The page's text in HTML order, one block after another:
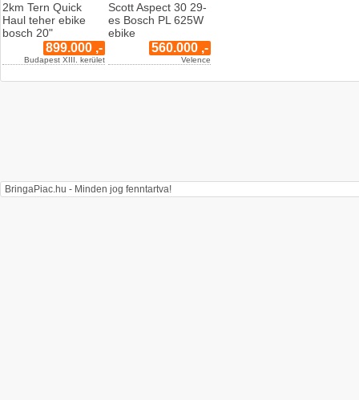
2km Tern Quick
Haul teher ebike
bosch 20"
899.000 ,-
Budapest XIII. kerület
Scott Aspect 30 29-
es Bosch PL 625W
ebike
560.000 ,-
Velence
BringaPiac.hu - Minden jog fenntartva!